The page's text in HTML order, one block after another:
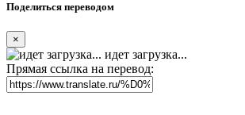
Поделиться переводом
×
идет загрузка...
Прямая ссылка на перевод: